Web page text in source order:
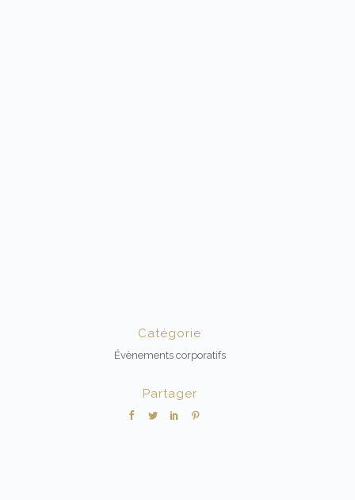
Catégorie
Évènements corporatifs
Partager